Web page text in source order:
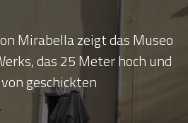
Mirabella zeigt das Museo
das 25 Meter hoch und
geschickten